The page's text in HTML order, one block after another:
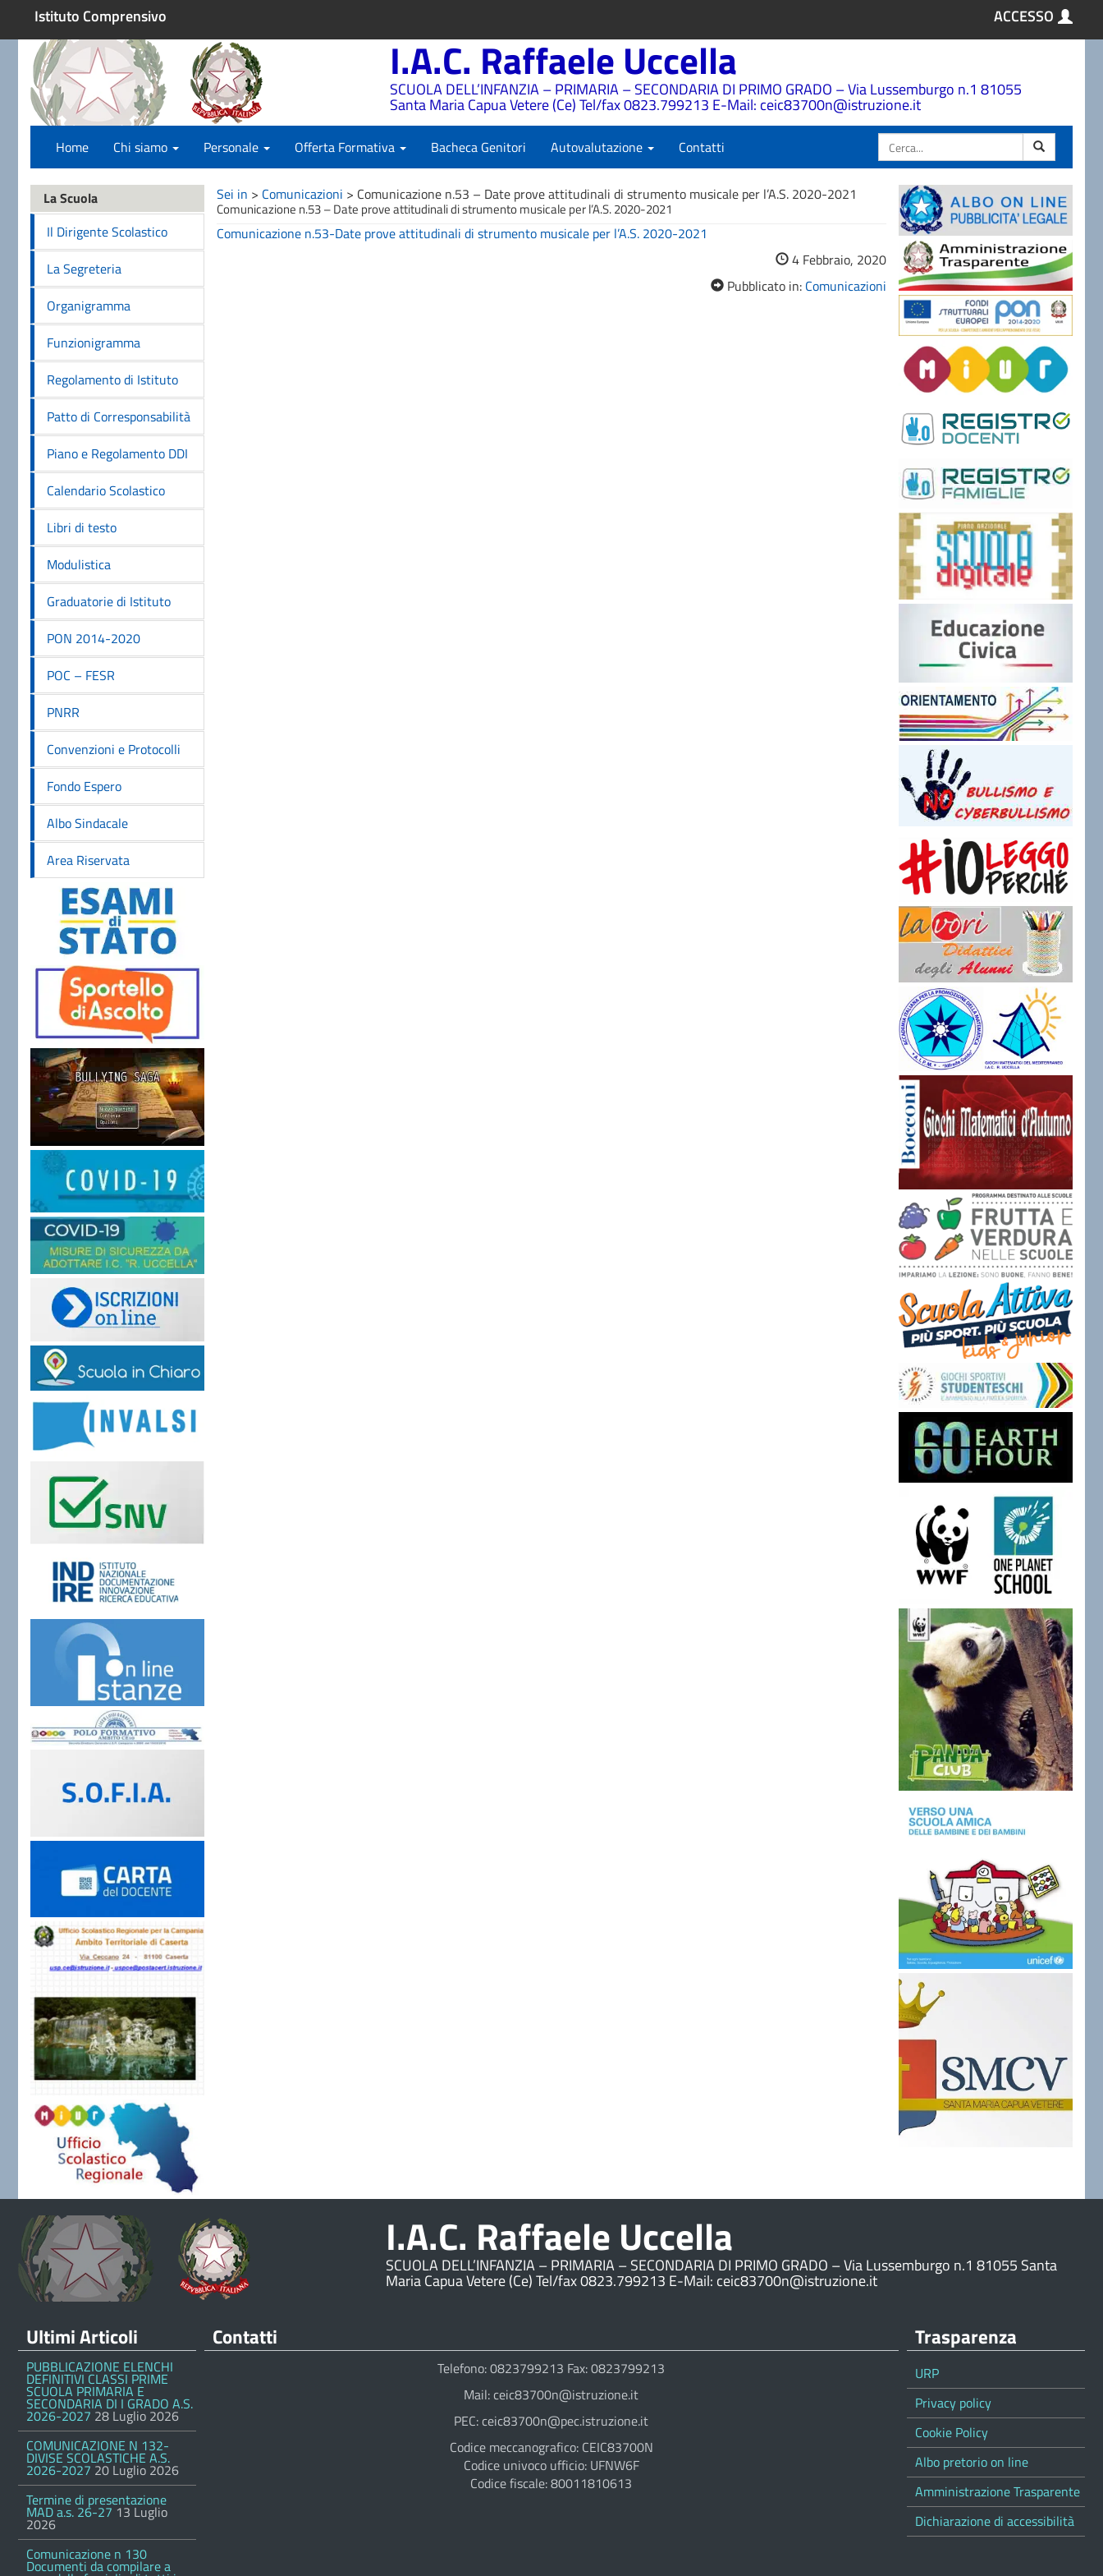
Istituto Comprensivo ACCESSO
I.A.C. Raffaele Uccella
SCUOLA DELL’INFANZIA – PRIMARIA – SECONDARIA DI PRIMO GRADO – Via Lussemburgo n.1 81055
Santa Maria Capua Vetere (Ce) Tel/fax 0823.799213 E-Mail: ceic83700n@istruzione.it
Cerca
Home Chi siamo Personale Offerta Formativa Bacheca Genitori Autovalutazione Contatti
La Scuola
Il Dirigente Scolastico
La Segreteria
Organigramma
Funzionigramma
Regolamento di Istituto
Patto di Corresponsabilità
Piano e Regolamento DDI
Calendario Scolastico
Libri di testo
Modulistica
Graduatorie di Istituto
PON 2014-2020
POC – FESR
PNRR
Convenzioni e Protocolli
Fondo Espero
Albo Sindacale
Area Riservata
Sei in > Comunicazioni > Comunicazione n.53 – Date prove attitudinali di strumento musicale per l’A.S. 2020-2021
Comunicazione n.53 – Date prove attitudinali di strumento musicale per l’A.S. 2020-2021
Comunicazione n.53-Date prove attitudinali di strumento musicale per l’A.S. 2020-2021
4 Febbraio, 2020
Pubblicato in: Comunicazioni
I.A.C. Raffaele Uccella
SCUOLA DELL’INFANZIA – PRIMARIA – SECONDARIA DI PRIMO GRADO – Via Lussemburgo n.1 81055 Santa
Maria Capua Vetere (Ce) Tel/fax 0823.799213 E-Mail: ceic83700n@istruzione.it
Ultimi Articoli
PUBBLICAZIONE ELENCHI
DEFINITIVI CLASSI PRIME
SCUOLA PRIMARIA E
SECONDARIA DI I GRADO A.S.
2026-2027 28 Luglio 2026
COMUNICAZIONE N 132-
DIVISE SCOLASTICHE A.S.
2026-2027 20 Luglio 2026
Termine di presentazione
MAD a.s. 26-27 13 Luglio
2026
Comunicazione n 130
Documenti da compilare a
Contatti
Telefono: 0823799213 Fax: 0823799213
Mail: ceic83700n@istruzione.it
PEC: ceic83700n@pec.istruzione.it
Codice meccanografico: CEIC83700N
Codice univoco ufficio: UFNW6F
Codice fiscale: 80011810613
Trasparenza
URP
Privacy policy
Cookie Policy
Albo pretorio on line
Amministrazione Trasparente
Dichiarazione di accessibilità